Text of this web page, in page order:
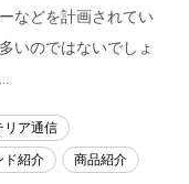
などを計画されてい
いのではないでしょ
リア通信
ド紹介
商品紹介